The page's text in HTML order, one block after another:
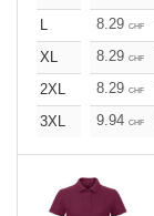
L
8.29 CHF
XL
8.29 CHF
2XL
8.29 CHF
3XL
9.94 CHF